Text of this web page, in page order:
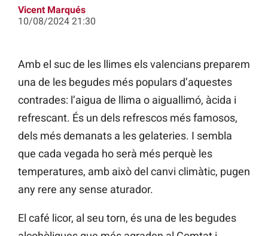
Vicent Marqués
10/08/2024 21:30
Amb el suc de les llimes els valencians preparem
una de les begudes més populars d’aquestes
contrades: l’aigua de llima o aiguallimó, àcida i
refrescant. És un dels refrescos més famosos,
dels més demanats a les gelateries. I sembla
que cada vegada ho serà més perquè les
temperatures, amb això del canvi climàtic, pugen
any rere any sense aturador.
El café licor, al seu torn, és una de les begudes